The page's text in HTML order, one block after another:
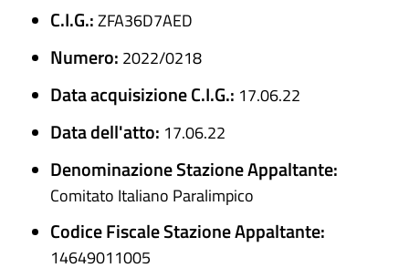
C.I.G.:ZFA36D7AED
Numero: 2022/0218
Data acquisizione C.I.G.: 17.06.22
Data dell'atto: 17.06.22
Denominazione Stazione Appaltante:
Comitato Italiano Paralimpico
Codice Fiscale Stazione Appaltante:
14649011005